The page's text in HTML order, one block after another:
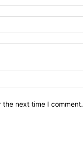
the next time I comment.